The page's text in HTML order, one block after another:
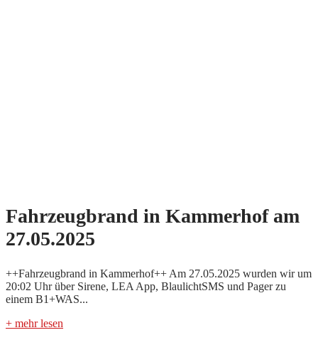
Fahrzeugbrand in Kammerhof am
27.05.2025
++Fahrzeugbrand in Kammerhof++ Am 27.05.2025 wurden wir um
20:02 Uhr über Sirene, LEA App, BlaulichtSMS und Pager zu
einem B1+WAS...
+ mehr lesen